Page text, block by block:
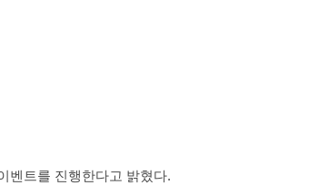
벤트를 진행한다고 밝혔다.